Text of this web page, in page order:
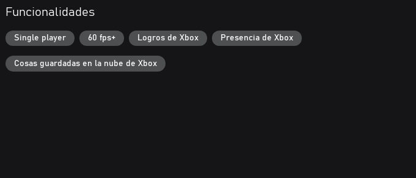
Funcionalidades
Single player 60 fps+ Logros de Xbox Presencia de Xbox
Cosas guardadas en la nube de Xbox